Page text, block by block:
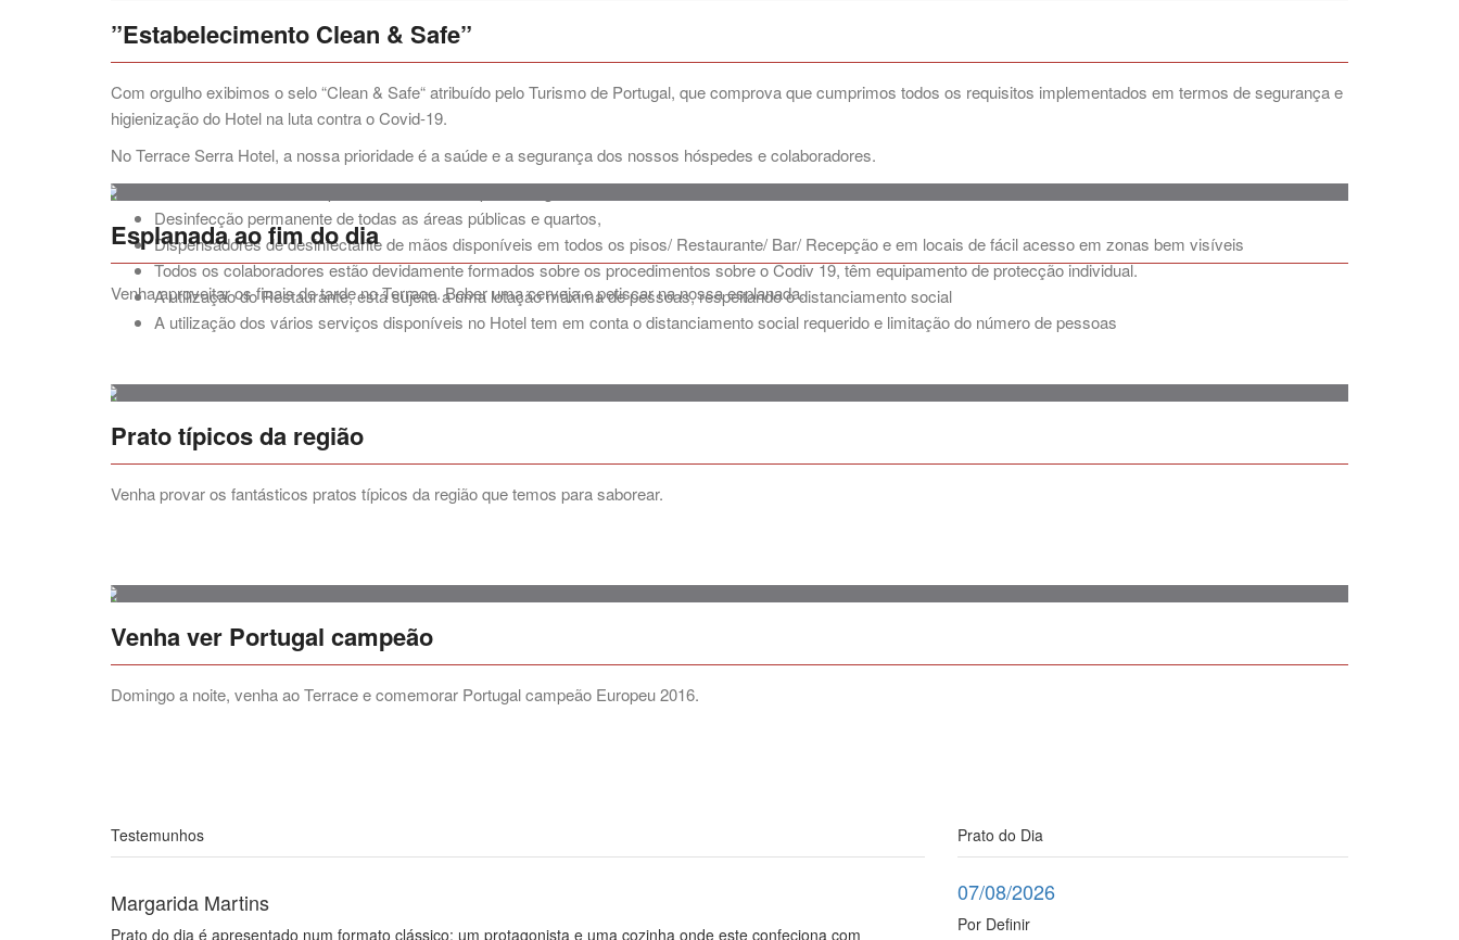
”Estabelecimento Clean & Safe”
Com orgulho exibimos o selo “Clean & Safe“ atribuído pelo Turismo de Portugal, que comprova que cumprimos todos os requisitos implementados em termos de segurança e
higienização do Hotel na luta contra o Covid-19.
No Terrace Serra Hotel, a nossa prioridade é a saúde e a segurança dos nossos hóspedes e colaboradores.
Intensificámos todos os procedimentos de limpeza e higiene
Desinfecção permanente de todas as áreas públicas e quartos,
Dispensadores de desinfectante de mãos disponíveis em todos os pisos/ Restaurante/ Bar/ Recepção e em locais de fácil acesso em zonas bem visíveis
Todos os colaboradores estão devidamente formados sobre os procedimentos sobre o Codiv 19, têm equipamento de protecção individual.
A utilização do Restaurante, está sujeita a uma lotação máxima de pessoas, respeitando o distanciamento social
A utilização dos vários serviços disponíveis no Hotel tem em conta o distanciamento social requerido e limitação do número de pessoas
Esplanada ao fim do dia
Venha aproveitar os finais de tarde no Terrace. Beber uma cerveja e petiscar na nossa esplanada.
Prato típicos da região
Venha provar os fantásticos pratos típicos da região que temos para saborear.
Venha ver Portugal campeão
Domingo a noite, venha ao Terrace e comemorar Portugal campeão Europeu 2016.
Testemunhos
Margarida Martins
Prato do dia é apresentado num formato clássico: um protagonista e uma cozinha onde este confeciona com
Prato do Dia
07/08/2026
Por Definir